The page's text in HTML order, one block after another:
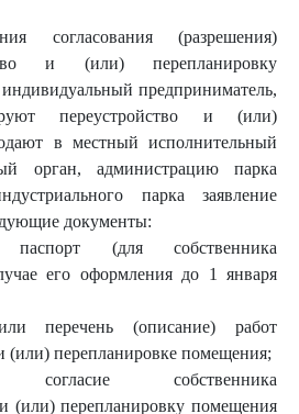
согласования (разрешения)
и (или) перепланировку
предприниматель,
переустройство и (или)
в местный исполнительный
орган, администрацию парка
парка заявление
документы:
паспорт (для собственника
его оформления до 1 января
перечень (описание) работ
(или) перепланировке помещения;
согласие собственника
(или) перепланировку помещения